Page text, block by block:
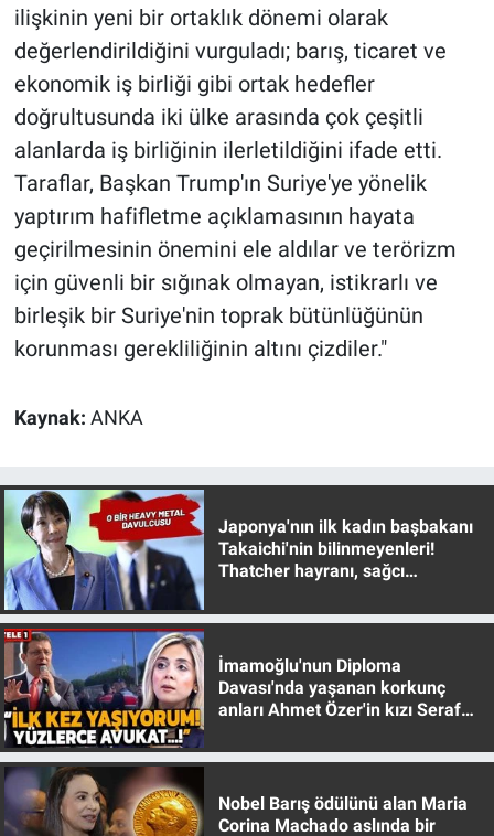
ilişkinin yeni bir ortaklık dönemi olarak
değerlendirildiğini vurguladı; barış, ticaret ve
ekonomik iş birliği gibi ortak hedefler
doğrultusunda iki ülke arasında çok çeşitli
alanlarda iş birliğinin ilerletildiğini ifade etti.
Taraflar, Başkan Trump'ın Suriye'ye yönelik
yaptırım hafifletme açıklamasının hayata
geçirilmesinin önemini ele aldılar ve terörizm
için güvenli bir sığınak olmayan, istikrarlı ve
birleşik bir Suriye'nin toprak bütünlüğünün
korunması gerekliliğinin altını çizdiler."
Kaynak: ANKA
Japonya'nın ilk kadın başbakanı
Takaichi'nin bilinmeyenleri!
Thatcher hayranı, sağcı
İmamoğlu'nun Diploma
Davası'nda yaşanan korkunç
anları Ahmet Özer'in kızı Seraf
Nobel Barış ödülünü alan Maria
Corina Machado aslında bir
Sağlık
Spor
Teknoloji
Türkiye'nin Geleceği
Türkiye'nin Gündemi
Yerel Gündem
Yerel Yaşam
Canlı Yayın